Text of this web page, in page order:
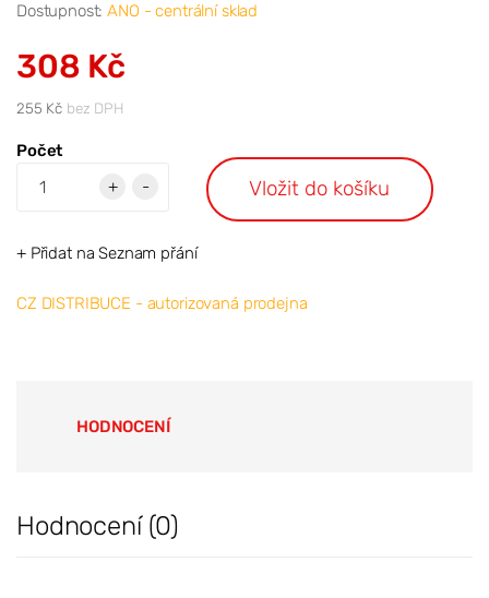
Dostupnost:ANO - centrální sklad
308 Kč
255 Kč bez DPH
Počet
+
- Vložit do košíku
+ Přidat na Seznam přání
CZ DISTRIBUCE - autorizovaná prodejna
HODNOCENÍ
Hodnocení (0)